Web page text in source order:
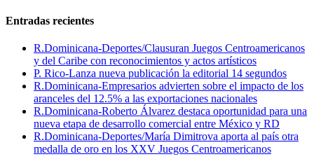
Entradas recientes
R.Dominicana-Deportes/Clausuran Juegos Centroamericanos
y del Caribe con reconocimientos y actos artísticos
P. Rico-Lanza nueva publicación la editorial 14 segundos
R.Dominicana-Empresarios advierten sobre el impacto de los
aranceles del 12.5% a las exportaciones nacionales
R.Dominicana-Roberto Álvarez destaca oportunidad para una
nueva etapa de desarrollo comercial entre México y RD
R.Dominicana-Deportes/María Dimitrova aporta al país otra
medalla de oro en los XXV Juegos Centroamericanos